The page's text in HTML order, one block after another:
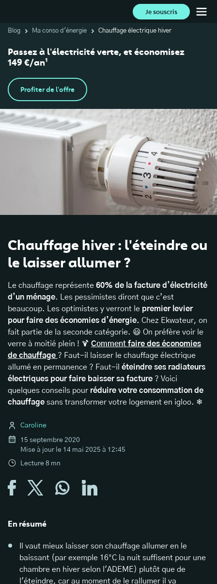
Je souscris
Blog Ma conso d'énergie Chauffage électrique hiver
Passez à l'électricité verte, et économisez
149 €/an¹
Profiter de l'offre
Chauffage hiver : l'éteindre ou
le laisser allumer ?
Le chauffage représente 60% de la facture d’électricité
d’un ménage. Les pessimistes diront que c’est
beaucoup. Les optimistes y verront le premier levier
pour faire des économies d’énergie. Chez Ekwateur, on
fait partie de la seconde catégorie. 😃 On préfère voir le
verre à moitié plein ! 🍹 Comment faire des économies
de chauffage ? Faut-il laisser le chauffage électrique
allumé en permanence ? Faut-il éteindre ses radiateurs
électriques pour faire baisser sa facture ? Voici
quelques conseils pour réduire votre consommation de
chauffage sans transformer votre logement en igloo. ❄
Caroline
15 septembre 2020
Mise à jour le 14 mai 2025 à 12:45
Lecture 8 mn
En résumé
Il vaut mieux laisser son chauffage allumer en le
baissant (par exemple 16°C la nuit suffisent pour une
chambre en hiver selon l'ADEME) plutôt que de
l'éteindre, car au moment de le rallumer il va